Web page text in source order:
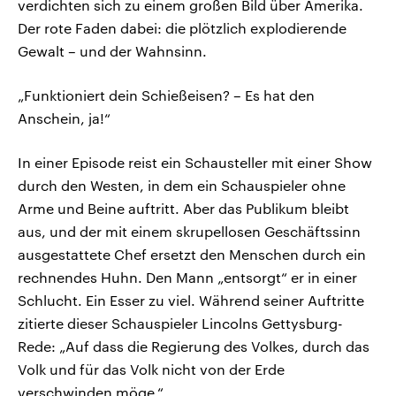
verdichten sich zu einem großen Bild über Amerika.
Der rote Faden dabei: die plötzlich explodierende
Gewalt – und der Wahnsinn.
„Funktioniert dein Schießeisen? – Es hat den
Anschein, ja!“
In einer Episode reist ein Schausteller mit einer Show
durch den Westen, in dem ein Schauspieler ohne
Arme und Beine auftritt. Aber das Publikum bleibt
aus, und der mit einem skrupellosen Geschäftssinn
ausgestattete Chef ersetzt den Menschen durch ein
rechnendes Huhn. Den Mann „entsorgt“ er in einer
Schlucht. Ein Esser zu viel. Während seiner Auftritte
zitierte dieser Schauspieler Lincolns Gettysburg-
Rede: „Auf dass die Regierung des Volkes, durch das
Volk und für das Volk nicht von der Erde
verschwinden möge.“